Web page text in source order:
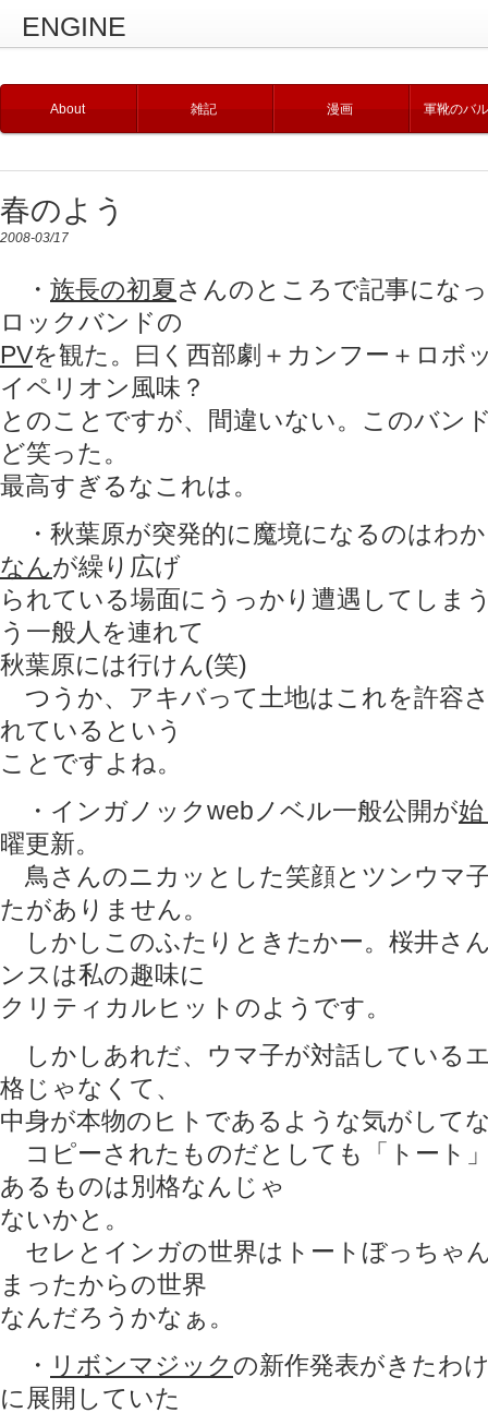
ENGINE
About 雑記 漫画 軍靴のバ
春のよう
2008-03/17
・ 族長の初夏さんのところで記事にな
ロックバンドの
PVを観た。曰く西部劇＋カンフー＋ロボ
イペリオン風味？
とのことですが、間違いない。このバン
ど笑った。
最高すぎるなこれは。
・秋葉原が突発的に魔境になるのはわ
なんが繰り広げ
られている場面にうっかり遭遇してしま
う一般人を連れて
秋葉原には行けん(笑)
つうか、アキバって土地はこれを許容
れているという
ことですよね。
・インガノックwebノベル一般公開が
曜更新。
鳥さんのニカッとした笑顔とツンウマ
たがありません。
しかしこのふたりときたかー。桜井さ
ンスは私の趣味に
クリティカルヒットのようです。
しかしあれだ、ウマ子が対話している
格じゃなくて、
中身が本物のヒトであるような気がして
コピーされたものだとしても「トート
あるものは別格なんじゃ
ないかと。
セレとインガの世界はトートぼっちゃ
まったからの世界
なんだろうかなぁ。
・ リボンマジック の新作発表がきたわ
に展開していた